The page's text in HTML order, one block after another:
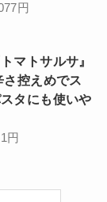
円
マトサルサ』
控えめでス
タにも使いや
円